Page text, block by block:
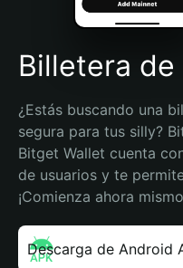
Español (Argentina)
Billetera de
¿Estás buscando una
segura para tus silly?
Bitget Wallet cuenta
de usuarios y te
¡Comienza ahora
Descarga de Android